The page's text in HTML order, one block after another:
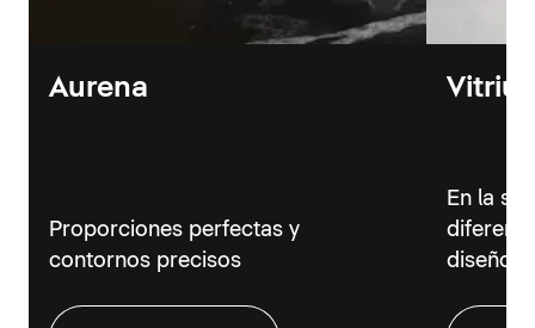
Aurena
Proporciones perfectas y
contornos precisos
En la
diseño